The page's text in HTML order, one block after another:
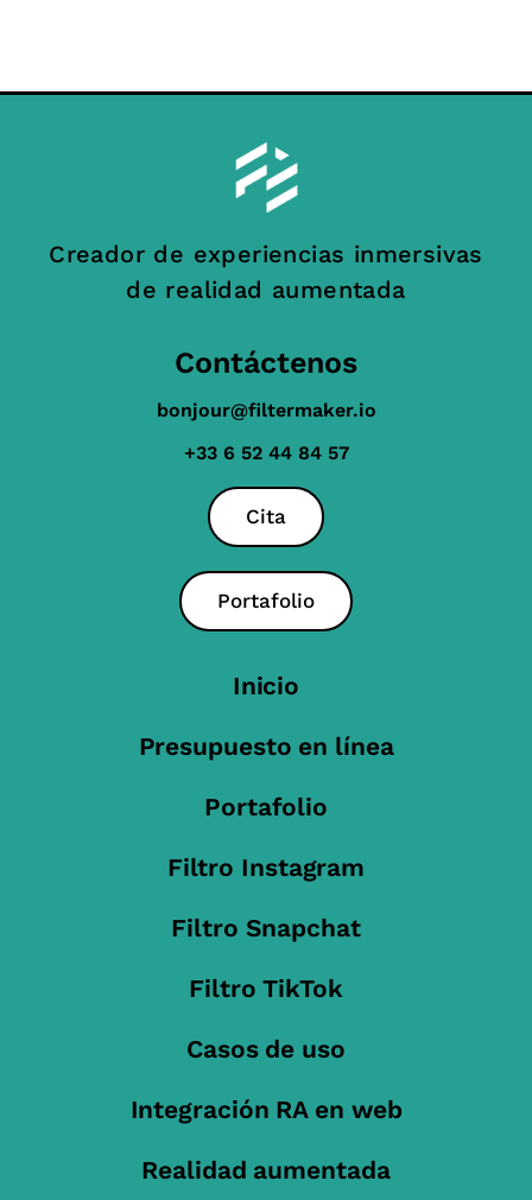
Creador de experiencias inmersivas
de realidad aumentada
Contáctenos
bonjour@filtermaker.io
+33 6 52 44 84 57
Cita
Portafolio
Inicio
Presupuesto en línea
Portafolio
Filtro Instagram
Filtro Snapchat
Filtro TikTok
Casos de uso
Integración RA en web
Realidad aumentada